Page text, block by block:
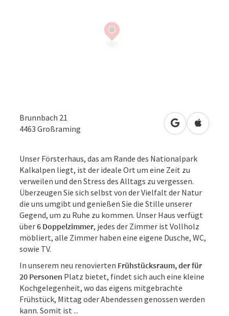
Brunnbach 21
4463 Großraming in Google
in
Unser Försterhaus, das am Rande des Nationalpark
Kalkalpen liegt, ist der ideale Ort um eine Zeit zu
verweilen und den Stress des Alltags zu vergessen.
Überzeugen Sie sich selbst von der Vielfalt der Natur
die uns umgibt und genießen Sie die Stille unserer
Gegend, um zu Ruhe zu kommen. Unser Haus verfügt
über6 Doppelzimmer, jedes der Zimmer ist Vollholz
möbliert, alle Zimmer haben eine eigene Dusche, WC,
sowie TV.
In unserem neu renovierten Frühstücksraum, der für
20 Personen Platz bietet, findet sich auch eine kleine
Kochgelegenheit, wo das eigens mitgebrachte
Frühstück, Mittag oder Abendessen genossen werden
kann. Somit ist ...